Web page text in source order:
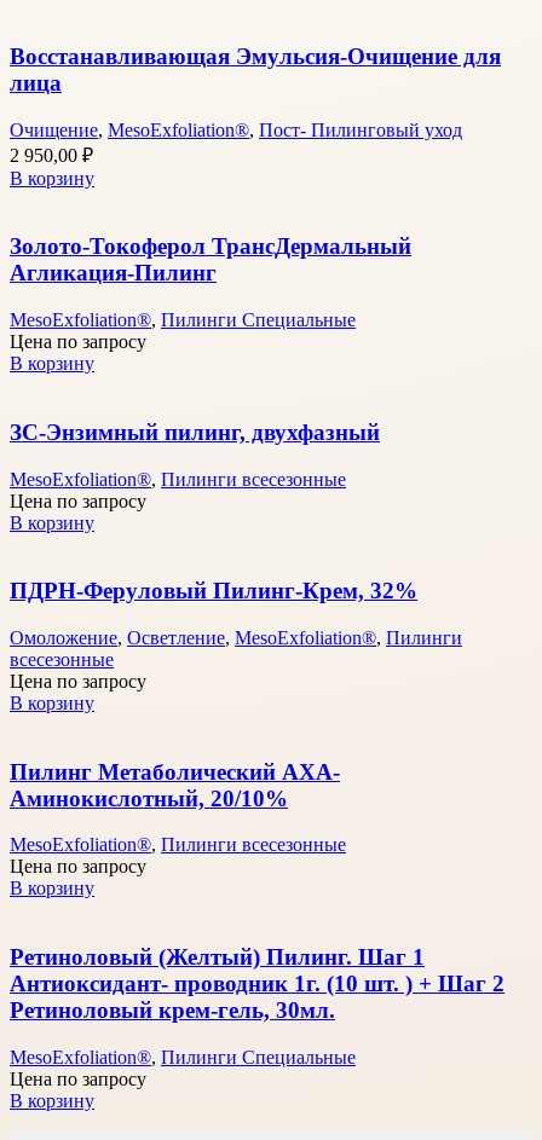
Восстанавливающая Эмульсия-Очищение для
лица
Очищение, MesoExfoliation®, Пост- Пилинговый уход
2 950,00 ₽
В корзину
Золото-Токоферол ТрансДермальный
Агликация-Пилинг
MesoExfoliation®, Пилинги Специальные
Цена по запросу
В корзину
ЗС-Энзимный пилинг, двухфазный
MesoExfoliation®, Пилинги всесезонные
Цена по запросу
В корзину
ПДРН-Феруловый Пилинг-Крем, 32%
Омоложение, Осветление, MesoExfoliation®, Пилинги
всесезонные
Цена по запросу
В корзину
Пилинг Метаболический АХА-
Аминокислотный, 20/10%
MesoExfoliation®, Пилинги всесезонные
Цена по запросу
В корзину
Ретиноловый (Желтый) Пилинг. Шаг 1
Антиоксидант- проводник 1г. (10 шт. ) + Шаг 2
Ретиноловый крем-гель, 30мл.
MesoExfoliation®, Пилинги Специальные
Цена по запросу
В корзину